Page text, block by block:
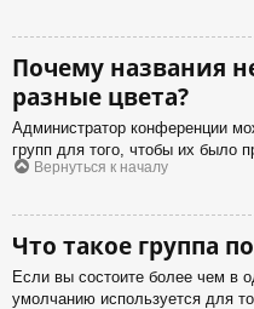
Почему названия
разные цвета?
Администратор конференции
групп для того, чтобы их было
Вернуться к началу
Что такое группа
Если вы состоите более чем в
умолчанию используется для